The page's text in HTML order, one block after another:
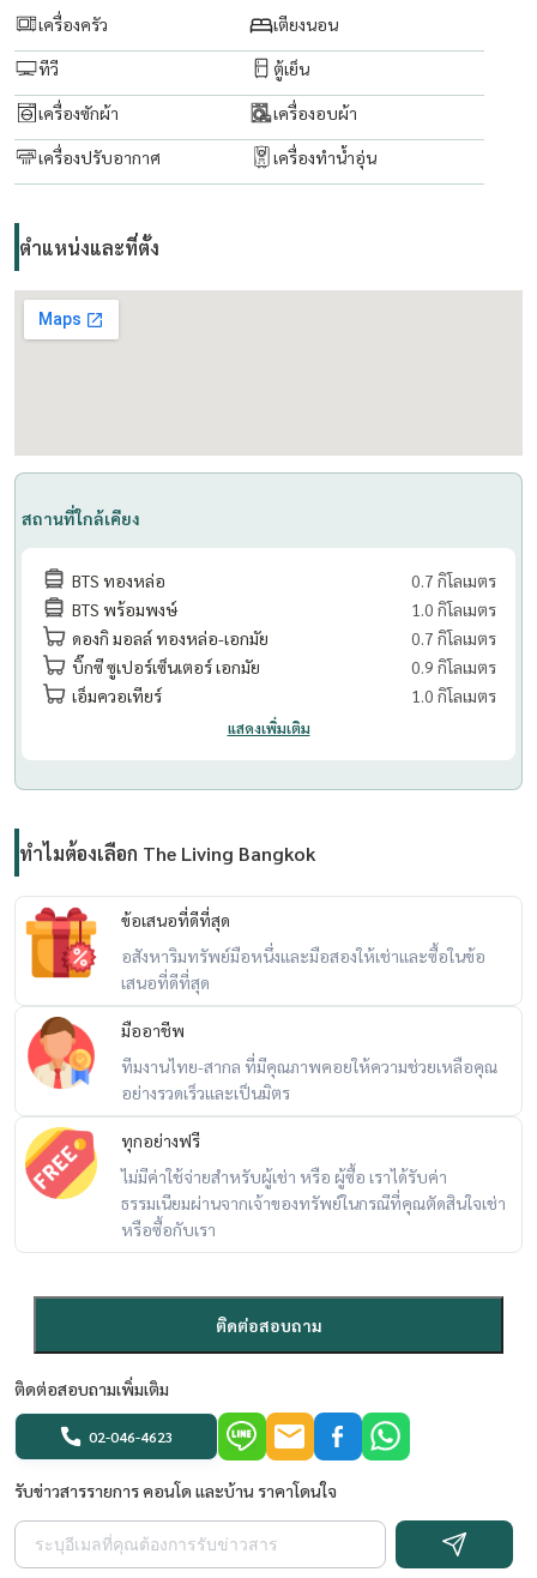
รับฝาก ขาย เช่า คอนโด บ้าน และอสังหาทรัพย์ทุกประเภท
เครื่องครัว เตียงนอน
ทีวี ตู้เย็น
เครื่องซักผ้า เครื่องอบผ้า
เครื่องปรับอากาศ เครื่องทำน้ำอุ่น
ตำแหน่งและที่ตั้ง
สถานที่ใกล้เคียง
BTS ทองหล่อ
0.7 กิโลเมตร
BTS พร้อมพงษ์
1.0 กิโลเมตร
ดองกิ มอลล์ ทองหล่อ-เอกมัย
0.7 กิโลเมตร
บิ๊กซี ซูเปอร์เซ็นเตอร์ เอกมัย
0.9 กิโลเมตร
เอ็มควอเทียร์
1.0 กิโลเมตร
แสดงเพิ่มเติม
ทำไมต้องเลือก The Living Bangkok
ข้อเสนอที่ดีที่สุด
อสังหาริมทรัพย์มือหนึ่งและมือสองให้เช่าและซื้อในข้อ
เสนอที่ดีที่สุด
มืออาชีพ
ทีมงานไทย-สากล ที่มีคุณภาพคอยให้ความช่วยเหลือคุณ
อย่างรวดเร็วและเป็นมิตร
ทุกอย่างฟรี
ไม่มีค่าใช้จ่ายสำหรับผู้เช่า หรือ ผู้ซื้อ เราได้รับค่า
ธรรมเนียมผ่านจากเจ้าของทรัพย์ในกรณีที่คุณตัดสินใจเช่า
หรือซื้อกับเรา
ติดต่อสอบถาม
ติดต่อสอบถามเพิ่มเติม
02-046-4623
รับข่าวสารรายการ คอนโด และบ้าน ราคาโดนใจ